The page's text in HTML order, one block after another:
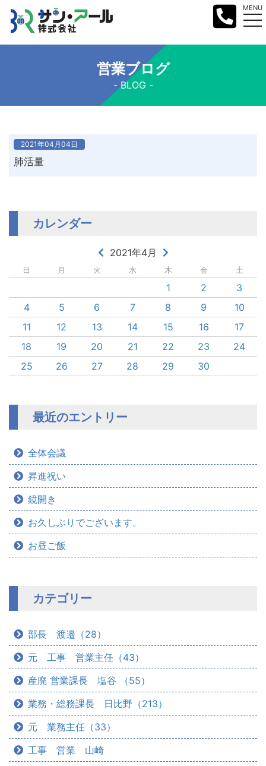
MENU
営業ブログ
BLOG
2021年04月04日
肺活量
カレンダー
2021年4月
日 月 火 水 木 金 土
1 2
3
4
5 6 7 8 9
10
11
12 13 14 15 16
17
18
19 20 21 22 23
24
25
26 27 28 29 30
最近のエントリー
全体会議
昇進祝い
鏡開き
お久しぶりでございます。
お昼ご飯
カテゴリー
部長 渡邉（28）
元 工事 営業主任（43）
産廃 営業課長 塩谷 （55）
業務・総務課長 日比野（213）
元 業務主任（33）
工事 営業 山崎